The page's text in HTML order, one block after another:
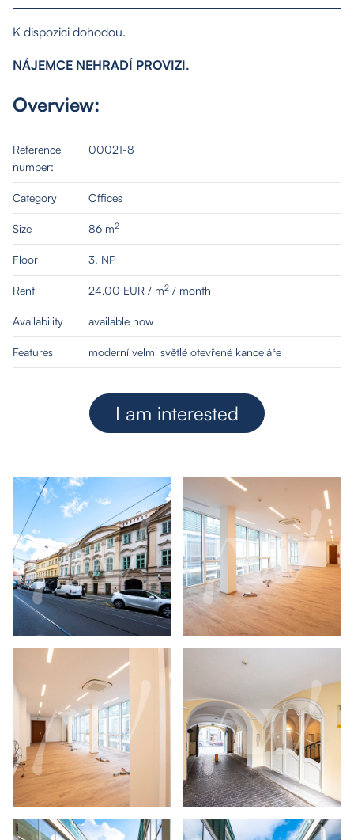
Services
K dispozici dohodou.
NÁJEMCE NEHRADÍ PROVIZI.
Overview:
Reference
number:
00021-8
Category Offices
Size 86 m2
Floor 3. NP
Rent 24,00 EUR / m2 / month
Availability available now
Features moderní velmi světlé otevřené kanceláře
I am interested